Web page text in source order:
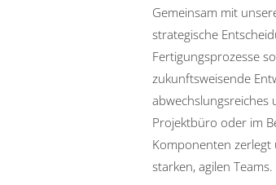
Gemeinsam mit
strategische
Fertigungsprozesse
zukunftsweisende
abwechslungsreiches
Projektbüro oder im
Komponenten
starken, agilen Teams.